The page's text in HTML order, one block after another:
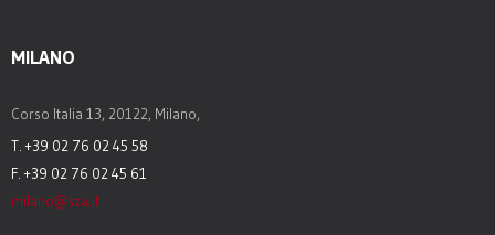
MILANO
Corso Italia 13, 20122, Milano,
T. +39 02 76 02 45 58
F. +39 02 76 02 45 61
milano@sza.it